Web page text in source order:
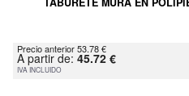
Precio anterior 53.78 €
A partir de: 45.72 €
IVA INCLUIDO